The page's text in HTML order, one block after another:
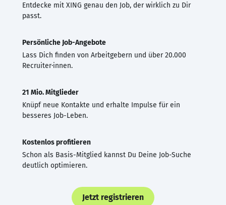
Entdecke mit XING genau den Job, der wirklich zu Dir
passt.
Persönliche Job-Angebote
Lass Dich finden von Arbeitgebern und über 20.000
Recruiter·innen.
21 Mio. Mitglieder
Knüpf neue Kontakte und erhalte Impulse für ein
besseres Job-Leben.
Kostenlos profitieren
Schon als Basis-Mitglied kannst Du Deine Job-Suche
deutlich optimieren.
Jetzt registrieren